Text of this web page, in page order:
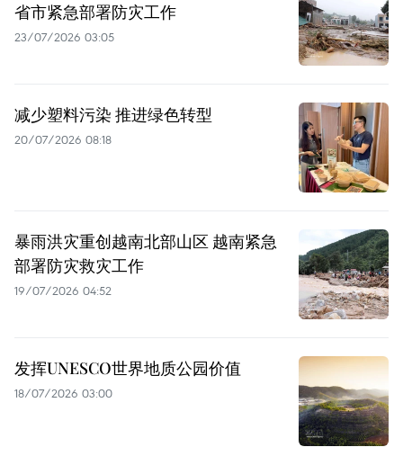
省市紧急部署防灾工作
23/07/2026 03:05
减少塑料污染 推进绿色转型
20/07/2026 08:18
暴雨洪灾重创越南北部山区 越南紧急
部署防灾救灾工作
19/07/2026 04:52
发挥UNESCO世界地质公园价值
18/07/2026 03:00